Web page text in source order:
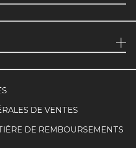
DE VENTES
DE REMBOURSEMENTS